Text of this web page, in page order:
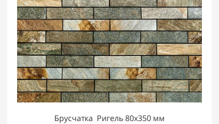
Брусчатка Ригель 80х350 мм